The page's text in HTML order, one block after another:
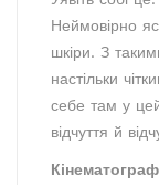
Неймовірно
шкіри. З
настільки
себе там у
відчуття й